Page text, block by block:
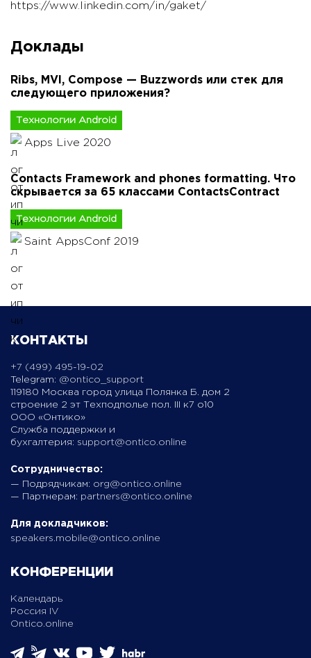
https://www.linkedin.com/in/gaket/
Доклады
Ribs, MVI, Compose — Buzzwords или стек для
следующего приложения?
Технологии Android
Apps Live 2020
Contacts Framework and phones formatting. Что
скрывается за 65 классами ContactsContract
Технологии Android
Saint AppsConf 2019
КОНТАКТЫ
+7 (499) 495-19-02
Telegram: @ontico_support
119180 Москва город улица Полянка Б. дом 2
строение 2 эт Техподполье пол. III к7 о10
ООО «Онтико»
Служба поддержки и
бухгалтерия: support@ontico.online
Сотрудничество:
— Подрядчикам: org@ontico.online
— Партнерам: partners@ontico.online
Для докладчиков:
speakers.mobile@ontico.online
КОНФЕРЕНЦИИ
Календарь
Россия IV
Ontico.online